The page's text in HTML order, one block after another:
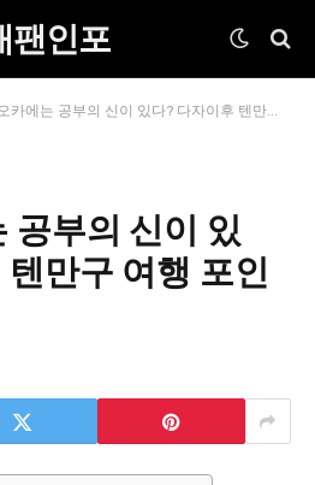
팬인포
에는 공부의 신이 있다? 다자이후 텐만구 여행 포인트 싹 정리!
공부의 신이 있
만구 여행 포인